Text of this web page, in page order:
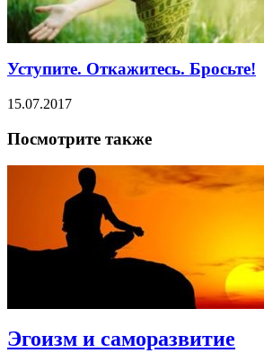
Уступите. Откажитесь. Бросьте!
15.07.2017
Посмотрите также
Эгоизм и саморазвитие